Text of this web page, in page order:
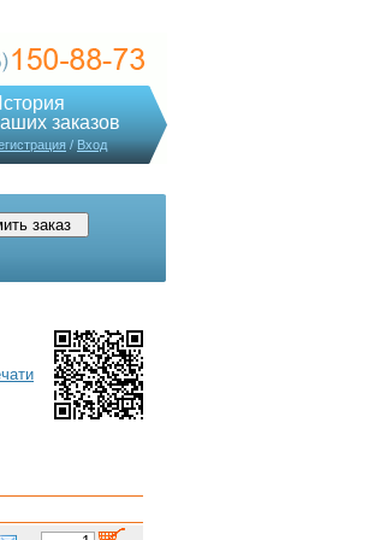
заказов
/Вход